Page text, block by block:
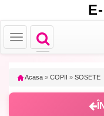
Toggle
navigation
Toggle
navigation
Acasa » COPII » SOSETE